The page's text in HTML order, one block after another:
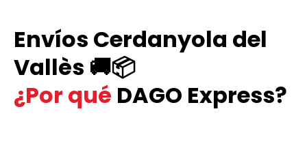
Envíos Cerdanyola del
Vallès 🚚📦
¿Por qué DAGO Express?